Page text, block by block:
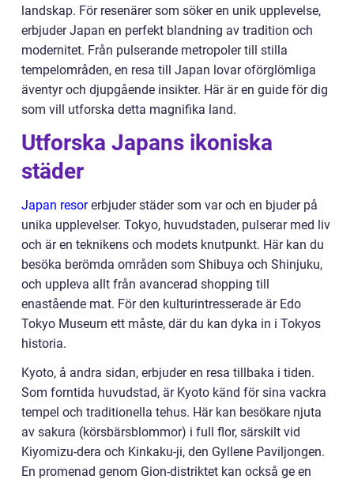
landskap. För resenärer som söker en unik upplevelse,
erbjuder Japan en perfekt blandning av tradition och
modernitet. Från pulserande metropoler till stilla
tempelområden, en resa till Japan lovar oförglömliga
äventyr och djupgående insikter. Här är en guide för dig
som vill utforska detta magnifika land.
Utforska Japans ikoniska
städer
Japan resorerbjuder städer som var och en bjuder på
unika upplevelser. Tokyo, huvudstaden, pulserar med liv
och är en teknikens och modets knutpunkt. Här kan du
besöka berömda områden som Shibuya och Shinjuku,
och uppleva allt från avancerad shopping till
enastående mat. För den kulturintresserade är Edo
Tokyo Museum ett måste, där du kan dyka in i Tokyos
historia.
Kyoto, å andra sidan, erbjuder en resa tillbaka i tiden.
Som forntida huvudstad, är Kyoto känd för sina vackra
tempel och traditionella tehus. Här kan besökare njuta
av sakura (körsbärsblommor) i full flor, särskilt vid
Kiyomizu-dera och Kinkaku-ji, den Gyllene Paviljongen.
En promenad genom Gion-distriktet kan också ge en